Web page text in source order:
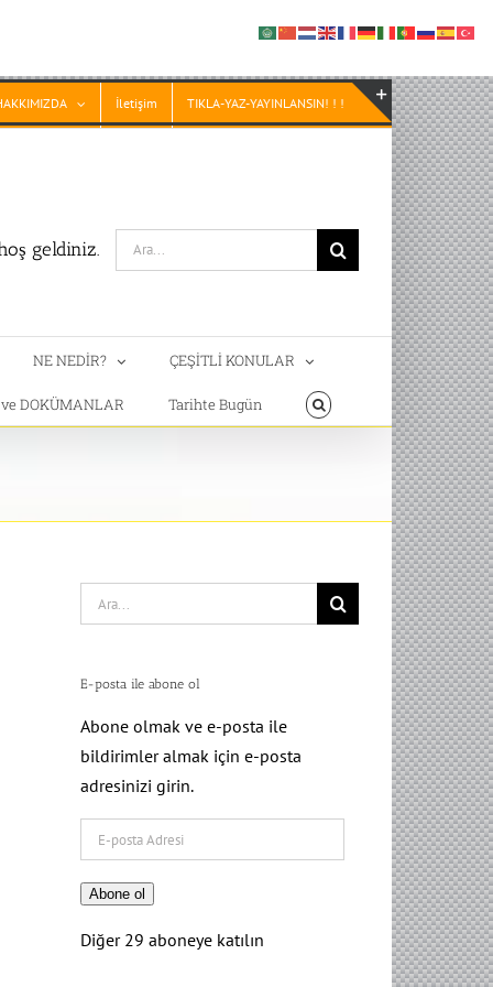
İletişim TIKLA-YAZ-YAYINLANSIN! ! !
geldiniz.
Search
for:
NE NEDİR? ÇEŞİTLİ KONULAR
DOKÜMANLAR Tarihte Bugün
Search
for:
E-posta ile abone ol
Abone olmak ve e-posta ile
bildirimler almak için e-posta
adresinizi girin.
posta
Adresi
Abone ol
Diğer 29 aboneye katılın
Toggle
Sliding
Bar
Area